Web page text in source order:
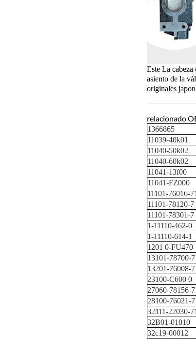
Este La
asiento de la
originales
relacionado
1366865
11039-40k01
11040-50k02
11040-60k02
11041-13f00
11041-FZ000
11101-76016-
11101-78120-7
11101-78301-7
1-11110-462-0
1-11110-614-1
1201 0-FU470
13101-78700-
13201-76008-
23100-C600 0
27060-78156-
28100-76021-
32111-22030-
32B01-01010
32c19-00012